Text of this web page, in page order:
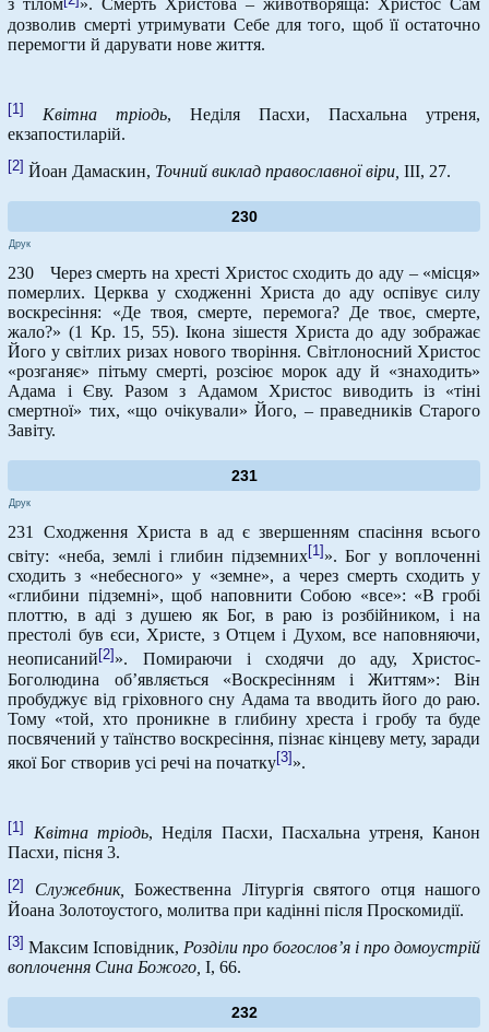
з тілом
». Смерть Христова – животворяща: Христос Сам
дозволив смерті утримувати Себе для того, щоб її остаточно
перемогти й дарувати нове життя.
[1] Квітна тріодь, Неділя Пасхи, Пасхальна утреня,
екзапостиларій.
[2] Йоан Дамаскин, Точний виклад православної віри, ІІІ, 27.
230
Друк
230 Через смерть на хресті Христос сходить до аду – «місця»
померлих. Церква у сходженні Христа до аду оспівує силу
воскресіння: «Де твоя, смерте, перемога? Де твоє, смерте,
жало?» (1 Кр. 15, 55). Ікона зішестя Христа до аду зображає
Його у світлих ризах нового творіння. Світлоносний Христос
«розганяє» пітьму смерті, розсіює морок аду й «знаходить»
Адама і Єву. Разом з Адамом Христос виводить із «тіні
смертної» тих, «що очікували» Його, – праведників Старого
Завіту.
231
Друк
231 Сходження Христа в ад є звершенням спасіння всього
світу: «неба, землі і глибин підземних[1] ». Бог у воплоченні
сходить з «небесного» у «земне», а через смерть сходить у
«глибини підземні», щоб наповнити Собою «все»: «В гробі
плоттю, в аді з душею як Бог, в раю із розбійником, і на
престолі був єси, Христе, з Отцем і Духом, все наповняючи,
неописаний[2]». Помираючи і сходячи до аду, Христос-
Боголюдина об’являється «Воскресінням і Життям»: Він
пробуджує від гріховного сну Адама та вводить його до раю.
Тому «той, хто проникне в глибину хреста і гробу та буде
посвячений у таїнство воскресіння, пізнає кінцеву мету, заради
якої Бог створив усі речі на початку[3]».
[1] Квітна тріодь, Неділя Пасхи, Пасхальна утреня, Канон
Пасхи, пісня 3.
[2] Служебник,Божественна Літургія святого отця нашого
Йоана Золотоустого, молитва при кадінні після Проскомидії.
[3] Максим Ісповідник, Розділи про богослов’я і про домоустрій
воплочення Сина Божого,І, 66.
232